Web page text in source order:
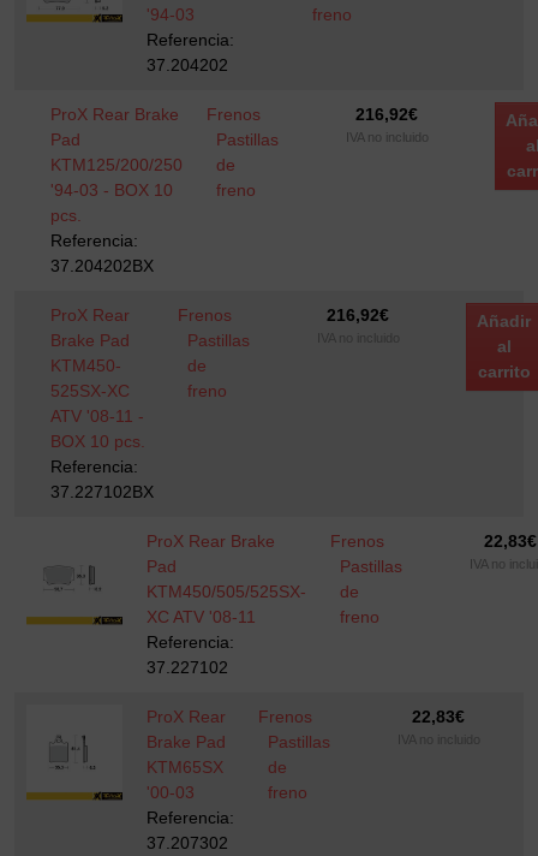
'94-03
Referencia:
37.204202
freno
ProX Rear Brake
Pad
KTM125/200/250
'94-03 - BOX 10
pcs.
Referencia:
37.204202BX
Frenos
Pastillas
de
freno
216,92€
IVA no incluido
ProX Rear
Brake Pad
KTM450-
525SX-XC
ATV '08-11 -
BOX 10 pcs.
Referencia:
37.227102BX
Frenos
Pastillas
de
freno
216,92€
IVA no incluido
Añadir
al
carrito
ProX Rear Brake
Pad
KTM450/505/525SX-
XC ATV '08-11
Referencia:
37.227102
Frenos
Pastillas
de
freno
22,83€
IVA no
ProX Rear
Brake Pad
KTM65SX
'00-03
Referencia:
37.207302
Frenos
Pastillas
de
freno
22,83€
IVA no incluido